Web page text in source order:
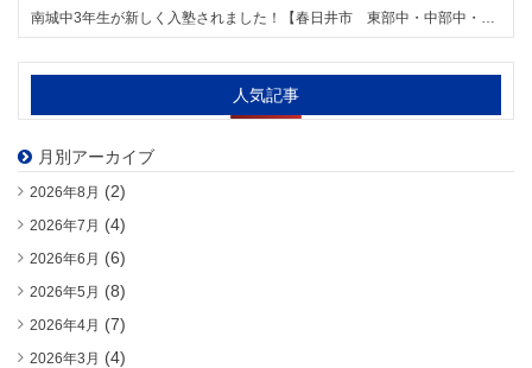
南城中3年生が新しく入塾されました！【春日井市 東部中・中部中・柏原中・松原中・南城中学区の個別指導塾 明海学院 春日井駅前校】
人気記事
月別アーカイブ
2026年8月 (2)
2026年7月 (4)
2026年6月 (6)
2026年5月 (8)
2026年4月 (7)
2026年3月 (4)